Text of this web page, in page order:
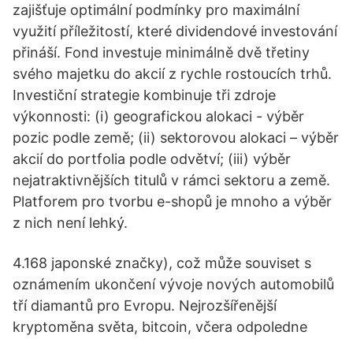
zajišťuje optimální podmínky pro maximální
využití příležitostí, které dividendové investování
přináší. Fond investuje minimálně dvě třetiny
svého majetku do akcií z rychle rostoucích trhů.
Investiční strategie kombinuje tři zdroje
výkonnosti: (i) geografickou alokaci - výběr
pozic podle země; (ii) sektorovou alokaci – výběr
akcií do portfolia podle odvětví; (iii) výběr
nejatraktivnějších titulů v rámci sektoru a země.
Platforem pro tvorbu e-shopů je mnoho a výběr
z nich není lehký.
4.168 japonské značky), což může souviset s
oznámením ukončení vývoje nových automobilů
tří diamantů pro Evropu. Nejrozšířenější
kryptoměna světa, bitcoin, včera odpoledne